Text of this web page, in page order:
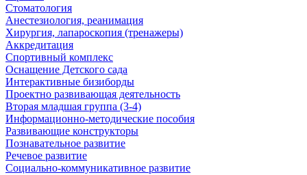
Стоматология
Анестезиология, реанимация
Хирургия, лапароскопия (тренажеры)
Аккредитация
Спортивный комплекс
Оснащение Детского сада
Интерактивные бизиборды
Проектно развивающая деятельность
Вторая младшая группа (3-4)
Информационно-методические пособия
Развивающие конструкторы
Познавательное развитие
Речевое развитие
Социально-коммуникативное развитие